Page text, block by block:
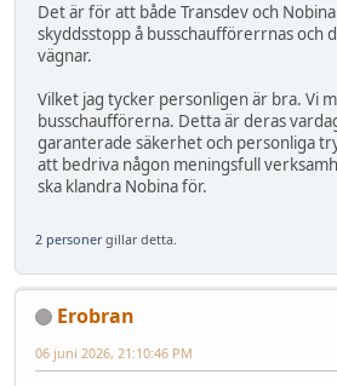
Det är för att både Transdev och
skyddsstopp å busschaufförerrnas och
vägnar.
Vilket jag tycker personligen är bra. Vi
busschaufförerna. Detta är deras
garanterade säkerhet och personliga
att bedriva någon meningsfull
ska klandra Nobina för.
2 personergillar detta.
Erobran
06 juni 2026, 21:10:46 PM